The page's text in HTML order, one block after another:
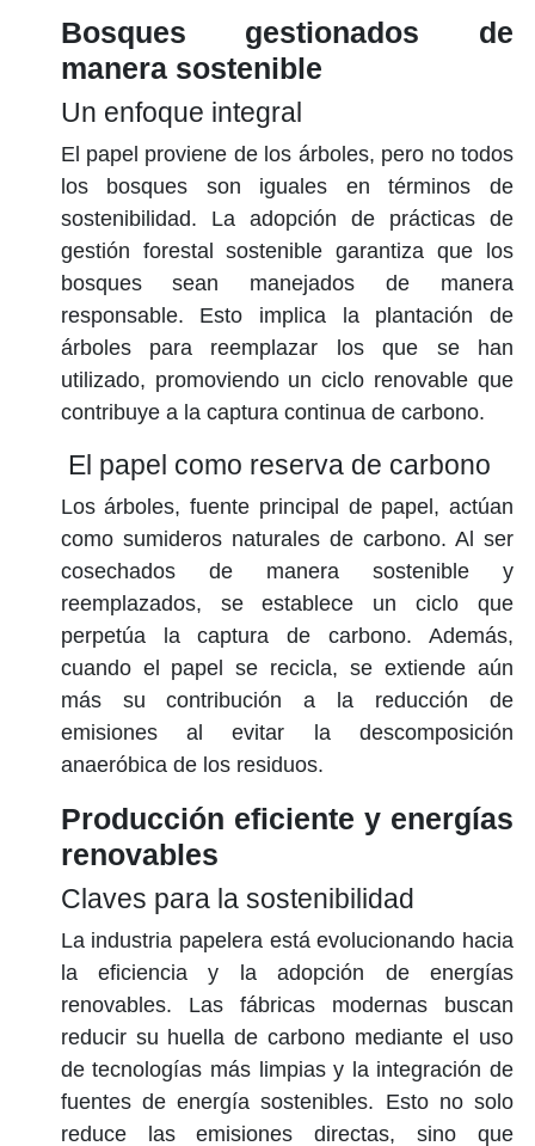
Bosques gestionados de
manera sostenible
Un enfoque integral
El papel proviene de los árboles, pero no todos
los bosques son iguales en términos de
sostenibilidad. La adopción de prácticas de
gestión forestal sostenible garantiza que los
bosques sean manejados de manera
responsable. Esto implica la plantación de
árboles para reemplazar los que se han
utilizado, promoviendo un ciclo renovable que
contribuye a la captura continua de carbono.
El papel como reserva de carbono
Los árboles, fuente principal de papel, actúan
como sumideros naturales de carbono. Al ser
cosechados de manera sostenible y
reemplazados, se establece un ciclo que
perpetúa lacaptura de carbono. Además,
cuando el papel se recicla, se extiende aún
más su contribución a la reducción de
emisiones al evitar la descomposición
anaeróbica de los residuos.
Producción eficiente y energías
renovables
Claves para la sostenibilidad
La industria papelera está evolucionando hacia
la eficiencia y la adopción de energías
renovables. Las fábricas modernas buscan
reducir su huella de carbono mediante el uso
de tecnologías más limpias y la integración de
fuentes de energía sostenibles. Esto no solo
reduce las emisiones directas, sino que